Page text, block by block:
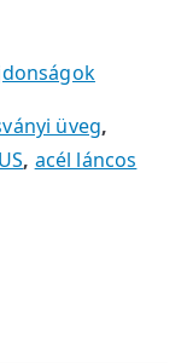
üveg,
, acél láncos